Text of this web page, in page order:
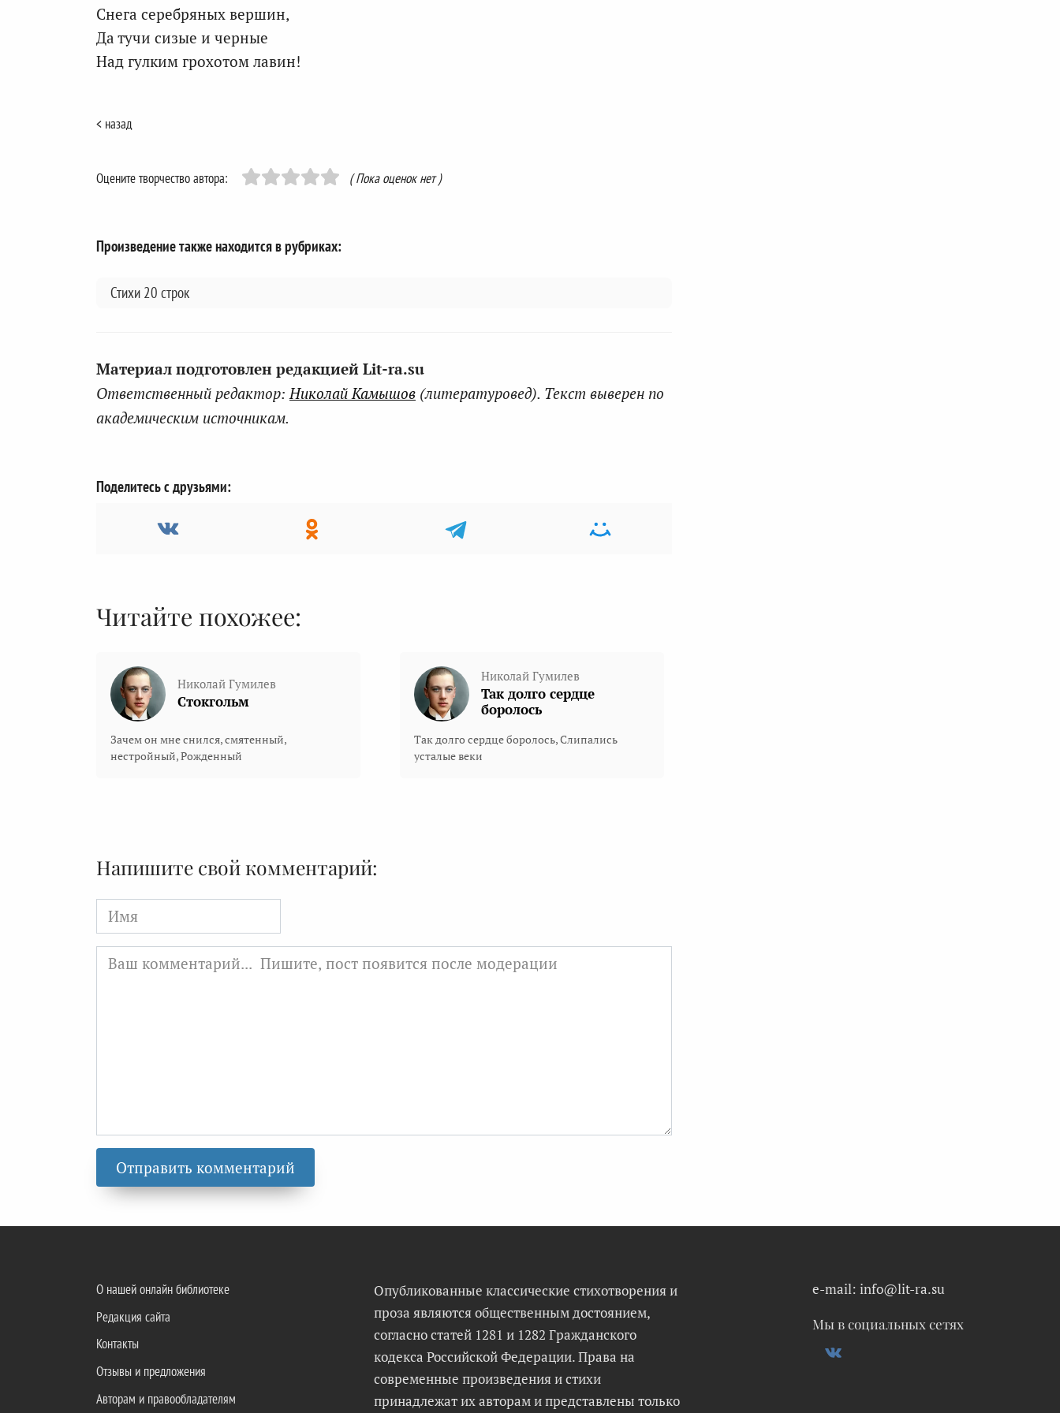
Снега серебряных вершин,
Да тучи сизые и черные
Над гулким грохотом лавин!
< назад
Оцените творчество автора: ( Пока оценок нет )
Произведение также находится в рубриках:
Стихи 20 строк
Материал подготовлен редакцией Lit-ra.su
Ответственный редактор:Николай Камышов (литературовед). Текст выверен по
академическим источникам.
Поделитесь с друзьями:
Читайте похожее:
Николай Гумилев
Стокгольм
Зачем он мне снился, смятенный,
нестройный, Рожденный
Николай Гумилев
Так долго сердце
боролось
Так долго сердце боролось, Слипались
усталые веки
Напишите свой комментарий:
Имя
О нашей онлайн библиотеке
Редакция сайта
Контакты
Отзывы и предложения
Авторам и правообладателям
Опубликованные классические стихотворения и
проза являются общественным достоянием,
согласно статей 1281 и 1282 Гражданского
кодекса Российской Федерации. Права на
современные произведения и стихи
принадлежат их авторам и представлены только
e-mail: info@lit-ra.su
Мы в социальных сетях